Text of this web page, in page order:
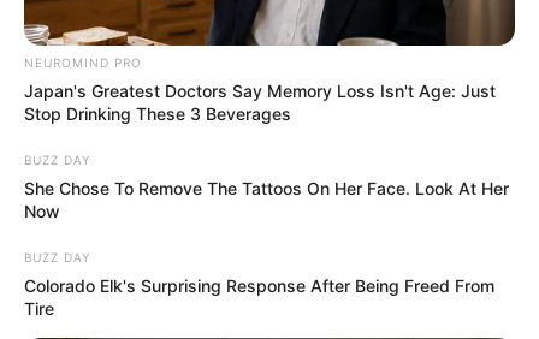
Donald Trump nyíltan Orbán Viktor mellé állt:
„Remélem, hogy nagy fölénnyel nyer”
NEUROMIND PRO
Japan's Greatest Doctors Say Memory Loss Isn't Age: Just
Stop Drinking These 3 Beverages
BUZZ DAY
She Chose To Remove The Tattoos On Her Face. Look At Her
Now
BUZZ DAY
Colorado Elk's Surprising Response After Being Freed From
Tire